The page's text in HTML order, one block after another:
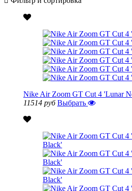
Nike Air Zoom GT Cut 4 'Lunar
11514 руб Выбрать